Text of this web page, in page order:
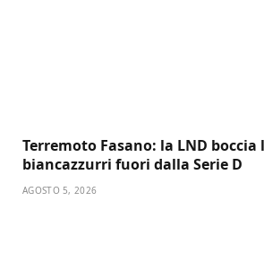
Terremoto Fasano: la LND boccia
biancazzurri fuori dalla Serie D
AGOSTO 5, 2026